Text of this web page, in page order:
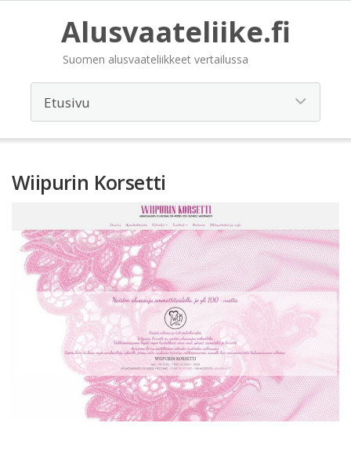
Alusvaateliike.fi
Suomen alusvaateliikkeet vertailussa
Wiipurin Korsetti